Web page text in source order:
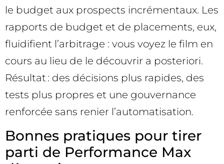
le budget aux prospects incrémentaux. Les
rapports de budget et de placements, eux,
fluidifient l’arbitrage : vous voyez le film en
cours au lieu de le découvrir a posteriori.
Résultat : des décisions plus rapides, des
tests plus propres et une gouvernance
renforcée sans renier l’automatisation.
Bonnes pratiques pour tirer
parti de Performance Max